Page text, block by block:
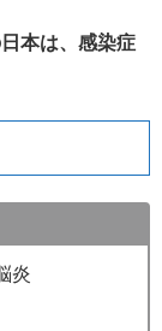
本は、感染症
炎